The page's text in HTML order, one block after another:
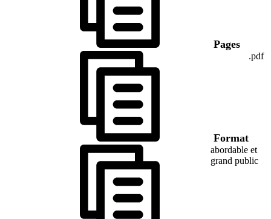
Pages
Format
.pdf
abordable et
grand public